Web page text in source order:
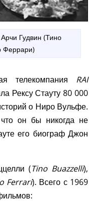
Гудвин (Тино
Феррари)
телекомпания RAI
Рексу Стауту 80 000
о Ниро Вульфе.
он бы никогда не
его биограф Джон
(Tino Buazzelli),
Ferrari). Всего с 1969